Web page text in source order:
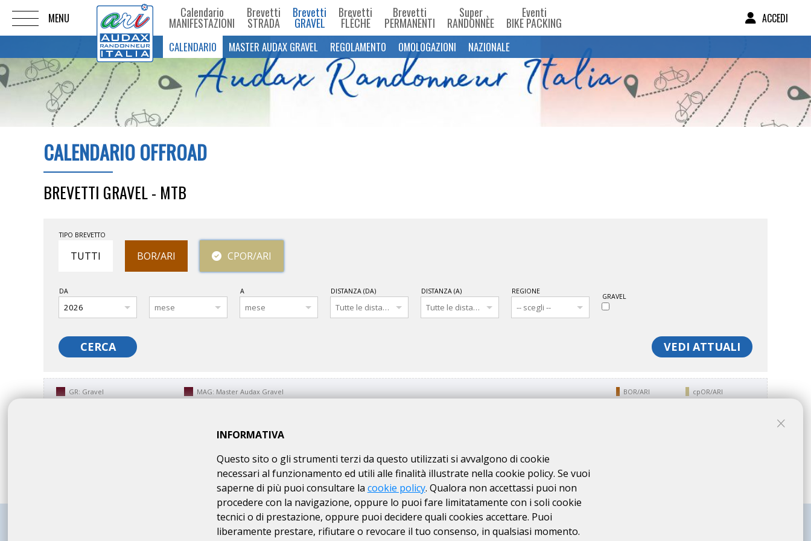
Calendario
MANIFESTAZIONI
Brevetti
STRADA
Brevetti
GRAVEL
Brevetti
FLÈCHE
Brevetti
PERMANENTI
Super
RANDONNÈE
Eventi
BIKE PACKING ACCEDI
CALENDARIO MASTER AUDAX GRAVEL REGOLAMENTO OMOLOGAZIONI NAZIONALE
CALENDARIO OFFROAD
BREVETTI GRAVEL - MTB
TIPO BREVETTO
TUTTI BOR/ARI CPOR/ARI
DA A DISTANZA (DA) DISTANZA (A) REGIONE
GRAVEL
CERCA VEDI ATTUALI
GR: Gravel MAG: Master Audax Gravel BOR/ARI cpOR/ARI
MAG: Master Audax Gravel
INFORMATIVA
Questo sito o gli strumenti terzi da questo utilizzati si avvalgono di cookie
necessari al funzionamento ed utili alle finalità illustrate nella cookie policy. Se vuoi
saperne di più puoi consultare la cookie policy. Qualora non accettassi puoi non
procedere con la navigazione, oppure lo puoi fare limitatamente con i soli cookie
tecnici o di prestazione, oppure puoi decidere quali cookies accettare. Puoi
liberamente prestare, rifiutare o revocare il tuo consenso, in qualsiasi momento.